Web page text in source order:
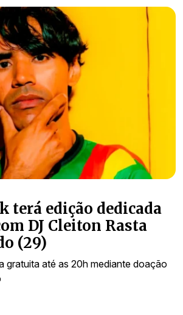
terá edição dedicada
DJ Cleiton Rasta
(29)
gratuita até as 20h mediante doação